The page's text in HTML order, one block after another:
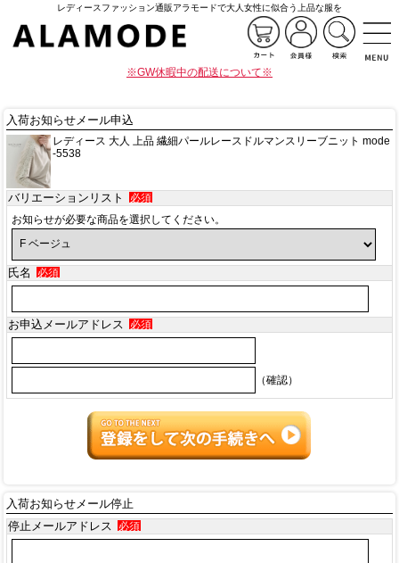
レディースファッション通販アラモードで大人女性に似合う上品な服を
※GW休暇中の配送について※
入荷お知らせメール申込
レディース 大人 上品 繊細パールレースドルマンスリーブニット mode
-5538
バリエーションリスト 必須
お知らせが必要な商品を選択してください。
氏名 必須
お申込メールアドレス 必須
（確認）
入荷お知らせメール停止
停止メールアドレス
必須